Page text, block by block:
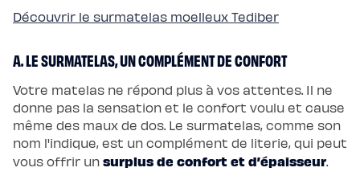
Couettes
et
et
oreillers
incroyable
Oreiller
universel
Traversin
Couette
tempérée
Couette
tempérée
Découvrir le surmatelas moelleux Tediber
A. LE SURMATELAS, UN COMPLÉMENT DE CONFORT
Votre matelas ne répond plus à vos attentes. Il ne
donne pas la sensation et le confort voulu et cause
même des maux de dos. Le surmatelas, comme son
nom l'indique, est un complément de literie, qui peut
vous offrir un surplus de confort et d’épaisseur